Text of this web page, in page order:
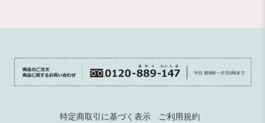
特定商取引に基づく表示 ご利用規約